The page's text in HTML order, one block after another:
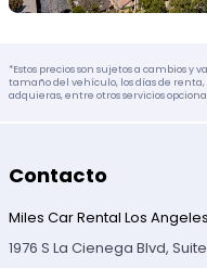
*Estos precios son sujetos a cambios
tamaño del vehículo, los días de
adquieras, entre otros servicios
Contacto
Miles Car Rental Los Angeles
1976 S La Cienega Blvd,